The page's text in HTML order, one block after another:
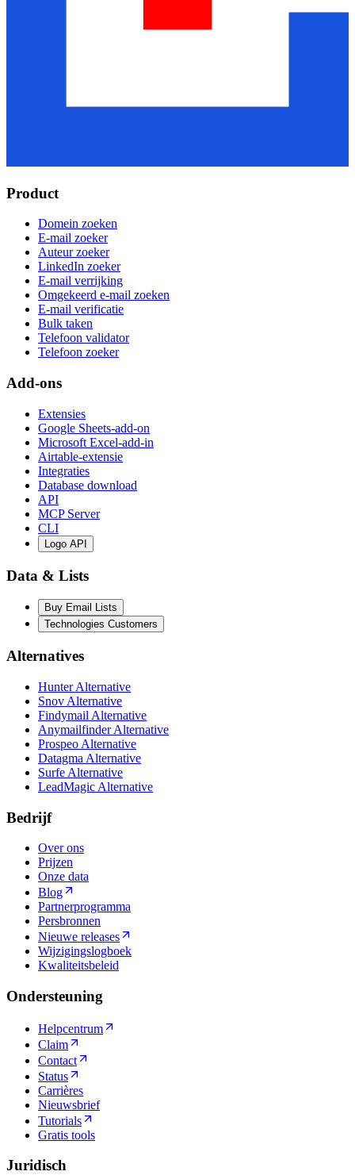
Product
Domein zoeken
E-mail zoeker
Auteur zoeker
LinkedIn zoeker
E-mail verrijking
Omgekeerd e-mail zoeken
E-mail verificatie
Bulk taken
Telefoon validator
Telefoon zoeker
Add-ons
Extensies
Google Sheets-add-on
Microsoft Excel-add-in
Airtable-extensie
Integraties
Database download
API
MCP Server
CLI
Logo API
Data & Lists
Buy Email Lists
Technologies Customers
Alternatives
Hunter Alternative
Snov Alternative
Findymail Alternative
Anymailfinder Alternative
Prospeo Alternative
Datagma Alternative
Surfe Alternative
LeadMagic Alternative
Bedrijf
Over ons
Prijzen
Onze data
Blog
Partnerprogramma
Persbronnen
Nieuwe releases
Wijzigingslogboek
Kwaliteitsbeleid
Ondersteuning
Helpcentrum
Claim
Contact
Status
Carrières
Nieuwsbrief
Tutorials
Gratis tools
Juridisch